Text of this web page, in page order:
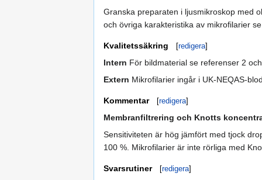
Granska preparaten i ljusmikroskop med
och övriga karakteristika av mikrofilarier
Kvalitetssäkring [redigera]
Intern För bildmaterial se referenser 2
Extern Mikrofilarier ingår i UK-NEQAS-
Kommentar [redigera]
Membranfiltrering och Knotts
Sensitiviteten är hög jämfört med tjock
100 %. Mikrofilarier är inte rörliga med
Svarsrutiner [redigera]